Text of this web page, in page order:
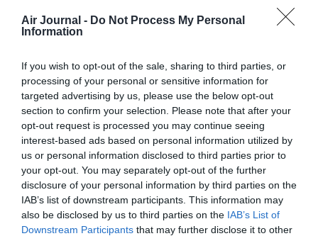
Air Journal - Do Not Process My Personal
Information
If you wish to opt-out of the sale, sharing to third parties, or
processing of your personal or sensitive information for
targeted advertising by us, please use the below opt-out
section to confirm your selection. Please note that after your
opt-out request is processed you may continue seeing
interest-based ads based on personal information utilized by
us or personal information disclosed to third parties prior to
your opt-out. You may separately opt-out of the further
disclosure of your personal information by third parties on the
IAB’s list of downstream participants. This information may
also be disclosed by us to third parties on the IAB’s List of
Downstream Participants that may further disclose it to other
Soutenez Air Journal participezà son
NOUS SOUTENIR
DERNIERS COMMENTAIRES